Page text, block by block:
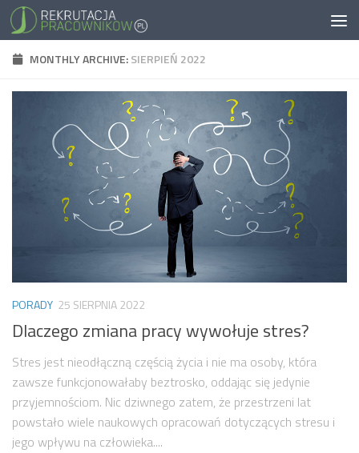
MONTHLY ARCHIVE:SIERPIEŃ 2022
PORADY 25 SIERPNIA 2022
Dlaczego zmiana pracy wywołuje stres?
Stres jest nieodłączną częścią życia i nie ma osoby, która
zawsze funkcjonowałaby beztrosko, oddając się jedynie
przyjemnościom. Nic dziwnego zatem, że przestrzeni lat
powstało wiele naukowych opracowań dotyczących stresu i
jego wpływu na człowieka....